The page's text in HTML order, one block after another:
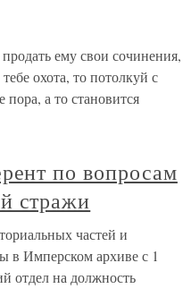
ему свои сочинения,
охота, то потолкуй с
а то становится
по вопросам
стражи
частей и
в Имперском архиве с 1
отдел на должность